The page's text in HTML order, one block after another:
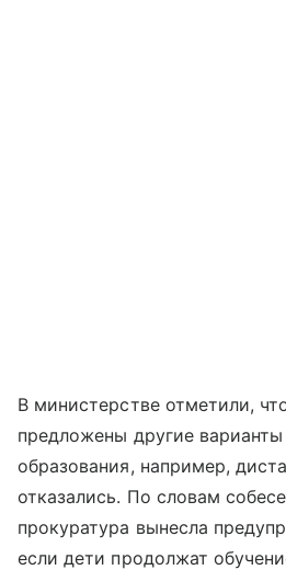
В министерстве отметили,
предложены другие варианты
образования, например,
отказались. По словам
прокуратура вынесла
если дети продолжат